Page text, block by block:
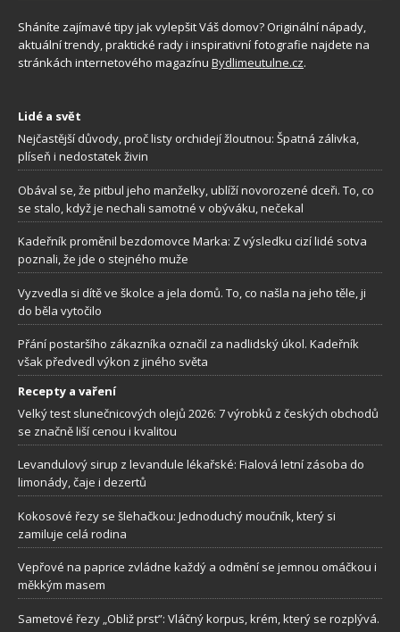
Sháníte zajímavé tipy jak vylepšit Váš domov? Originální nápady,
aktuální trendy, praktické rady i inspirativní fotografie najdete na
stránkách internetového magazínu Bydlimeutulne.cz.
Lidé a svět
Nejčastější důvody, proč listy orchidejí žloutnou: Špatná zálivka,
plíseň i nedostatek živin
Obával se, že pitbul jeho manželky, ublíží novorozené dceři. To, co
se stalo, když je nechali samotné v obýváku, nečekal
Kadeřník proměnil bezdomovce Marka: Z výsledku cizí lidé sotva
poznali, že jde o stejného muže
Vyzvedla si dítě ve školce a jela domů. To, co našla na jeho těle, ji
do běla vytočilo
Přání postaršího zákazníka označil za nadlidský úkol. Kadeřník
však předvedl výkon z jiného světa
Recepty a vaření
Velký test slunečnicových olejů 2026: 7 výrobků z českých obchodů
se značně liší cenou i kvalitou
Levandulový sirup z levandule lékařské: Fialová letní zásoba do
limonády, čaje i dezertů
Kokosové řezy se šlehačkou: Jednoduchý moučník, který si
zamiluje celá rodina
Vepřové na paprice zvládne každý a odmění se jemnou omáčkou i
měkkým masem
Sametové řezy „Obliž prst”: Vláčný korpus, krém, který se rozplývá.